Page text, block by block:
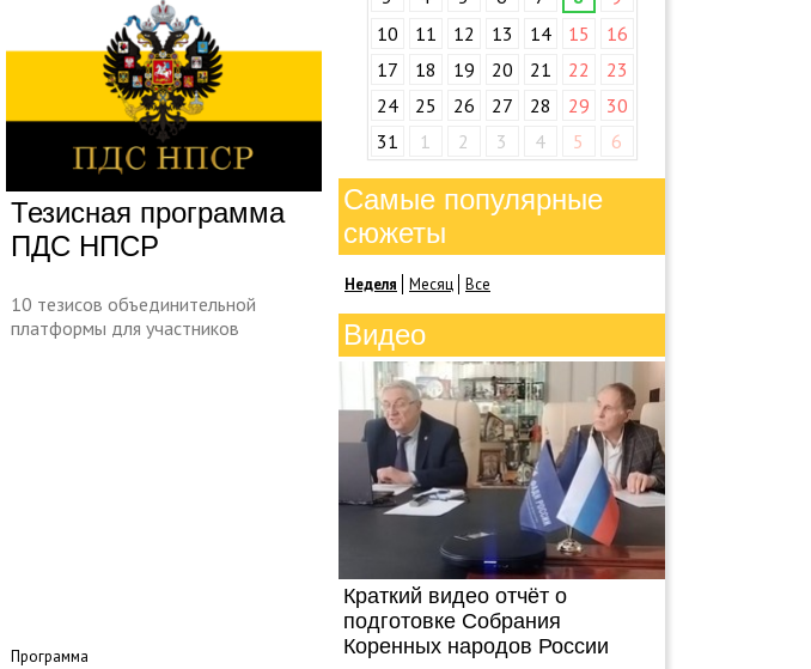
Тезисная программа
ПДС НПСР
10 тезисов объединительной
платформы для участников
Программа
10
11 12 13 14 15
16
17
18 19 20 21 22
23
24
25 26 27 28 29
30
31
1 2 3 4 5 6
Самые популярные
сюжеты
Неделя Месяц Все
Видео
Краткий видео отчёт о
подготовке Собрания
Коренных народов России